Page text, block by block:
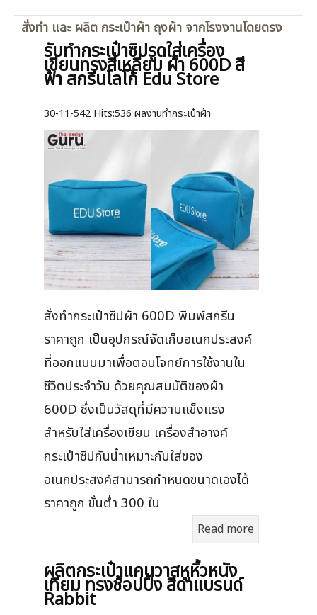
สั่งทำ และ ผลิต กระเป๋าผ้า ถุงผ้า จากโรงงานโดยตรง
รับทำกระเป๋าซิปรูดใส่เครื่อง
เขียนทรงสี่เหลี่ยม ผ้า 600D สี
ฟ้า สกรีนโลโก้ Edu Store
30-11-542 Hits:536 ผลงานทำกระเป๋าผ้า
สั่งทำกระเป๋าซิปผ้า 600D พิมพ์สกรีน
ราคาถูก เป็นอุปกรณ์จัดเก็บอเนกประสงค์
ที่ออกแบบมาเพื่อตอบโจทย์การใช้งานใน
ชีวิตประจำวัน ด้วยคุณสมบัติของผ้า
600D ซึ่งเป็นวัสดุที่มีความแข็งแรง
สำหรับใส่เครื่องเขียน เครื่องสำอางค์
กระเป๋าซิปกันน้ำเหมาะกับใส่ของ
อเนกประสงค์สามารถกำหนดขนาดเองได้
ราคาถูก ขั้นต่ำ 300 ใบ
Read more
ผลิตกระเป๋าแคนวาสหูหิ้วหนัง
เทียม ทรงช้อปปิ้ง สีดำแบรนด์
Rabbit